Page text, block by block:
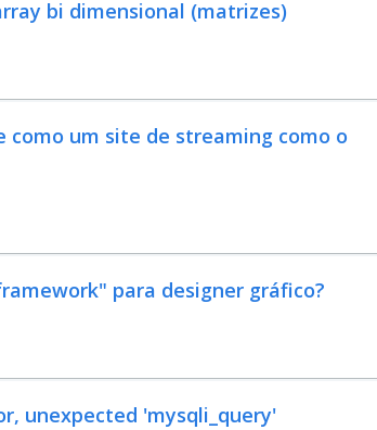
bi dimensional (matrizes)
como um site de streaming como o
para designer gráfico?
unexpected 'mysqli_query'